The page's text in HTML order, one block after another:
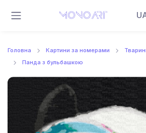
Головна Картини за номерами
Панда з бульбашкою